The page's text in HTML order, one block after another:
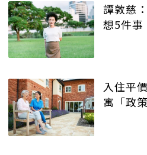
譚敦慈
想5件事
入住平
寓「政